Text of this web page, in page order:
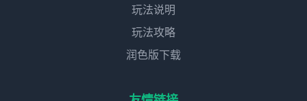
玩法说明
玩法攻略
润色版下载